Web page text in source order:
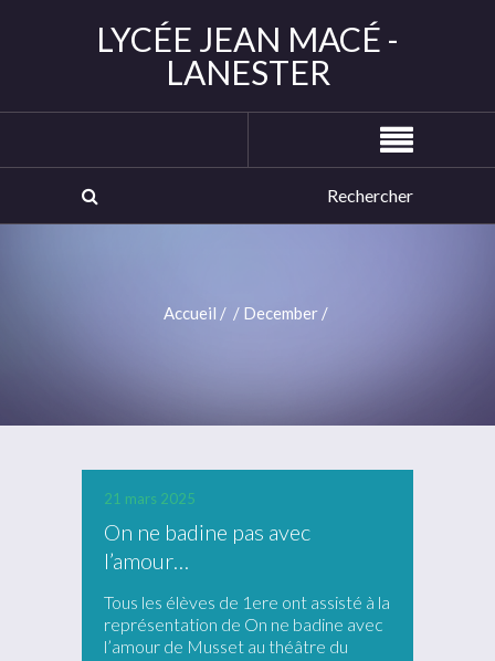
LYCÉE JEAN MACÉ -
LANESTER
Accueil / / December /
21 mars 2025
On ne badine pas avec
l’amour…
Tous les élèves de 1ere ont assisté à la
représentation de On ne badine avec
l’amour de Musset au théâtre du